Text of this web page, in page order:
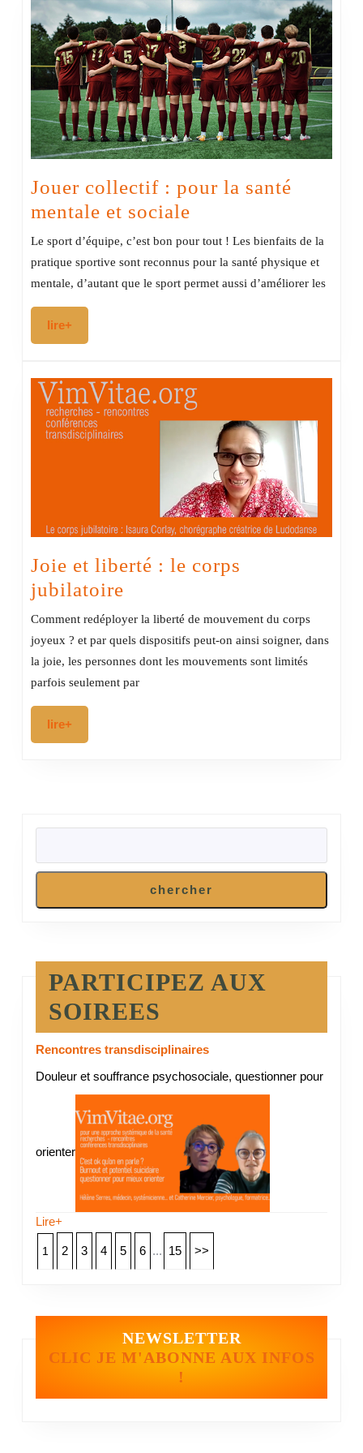
Jouer collectif : pour la santé
mentale et sociale
collectif
:
pour
et
sociale
Le sport d’équipe, c’est bon pour tout ! Les bienfaits de la
pratique sportive sont reconnus pour la santé physique et
mentale, d’autant que le sport permet aussi d’améliorer les
lire+
Joie et liberté : le corps
jubilatoire
et
liberté
:
le
Comment redéployer la liberté de mouvement du corps
joyeux ? et par quels dispositifs peut-on ainsi soigner, dans
la joie, les personnes dont les mouvements sont limités
parfois seulement par
lire+
chercher
PARTICIPEZ AUX
SOIREES
Rencontres transdisciplinaires
Douleur et souffrance psychosociale, questionner pour
orienter
Lire+
1 2 3 4 5 6 ... 15 >>
NEWSLETTER
CLIC JE M'ABONNE AUX INFOS
!